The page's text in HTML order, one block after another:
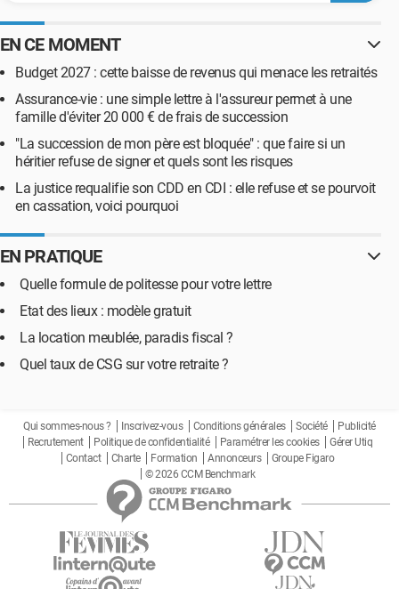
EN CE MOMENT
Budget 2027 : cette baisse de revenus qui menace les retraités
Assurance-vie : une simple lettre à l'assureur permet à une
famille d'éviter 20 000 € de frais de succession
"La succession de mon père est bloquée" : que faire si un
héritier refuse de signer et quels sont les risques
La justice requalifie son CDD en CDI : elle refuse et se pourvoit
en cassation, voici pourquoi
EN PRATIQUE
Quelle formule de politesse pour votre lettre
Etat des lieux : modèle gratuit
La location meublée, paradis fiscal ?
Quel taux de CSG sur votre retraite ?
Qui sommes-nous ? Inscrivez-vous Conditions générales Société
Publicité
Recrutement
Politique de confidentialité Paramétrer les cookies
Gérer Utiq
Contact
Charte Formation Annonceurs
Groupe Figaro
© 2026 CCM Benchmark